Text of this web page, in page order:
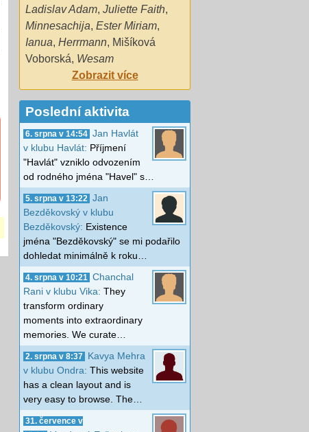
Ladislav Adam, Juliette Faith,
Minnesachija, Ester Miriam,
Ianua, Herrmann, Mišíková
Voborská, Wesam
Zobrazit více
Poslední aktivita
6. srpna v 14:54 Jan Havlát
v klubu Havlát: Příjmení
"Havlát" vzniklo odvozením
od rodného jména "Havel" s…
5. srpna v 13:22
Jan
Bezděkovský v klubu
Bezděkovský: Existence
jména "Bezděkovský" se mi podařilo
dohledat minimálně k roku…
4. srpna v 10:21
Chanchal
Rani v klubu Vika: They
transform ordinary
moments into extraordinary
memories. We curate…
2. srpna v 8:37
Kavya Mehra
v klubu Ondra: This website
has a clean layout and is
very easy to browse. The…
31. července v